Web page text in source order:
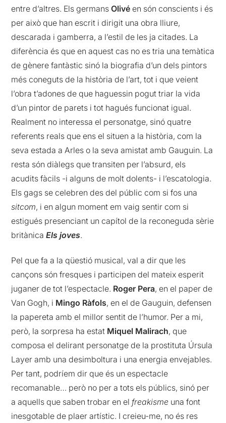
entre d’altres. Els germansOlivéen són conscients i és
per això que han escrit i dirigit una obra lliure,
descarada i gamberra, a l’estil de les ja citades. La
diferència és que en aquest cas no es tria una temàtica
de gènere fantàstic sinó la biografia d’un dels pintors
més coneguts de la història de l’art, tot i que veient
l’obra t’adones de que haguessin pogut triar la vida
d’un pintor de parets i tot hagués funcionat igual.
Realment no interessa el personatge, sinó quatre
referents reals que ens el situen a la història, com la
seva estada a Arles o la seva amistat amb Gauguin. La
resta són diàlegs que transiten per l’absurd, els
acudits fàcils -i alguns de molt dolents- i l’escatologia.
Els gags se celebren des del públic com si fos una
sitcom, i en algun moment em vaig sentir com si
estigués presenciant un capítol de la reconeguda sèrie
britànicaEls joves.
Pel que fa a la qüestió musical, val a dir que les
cançons són fresques i participen del mateix esperit
juganer de tot l’espectacle. Roger Pera, en el paper de
Van Gogh, i Mingo Ràfols, en el de Gauguin, defensen
la papereta amb el millor sentit de l’humor. Per a mi,
però, la sorpresa ha estat Miquel Malirach, que
composa el delirant personatge de la prostituta Úrsula
Layer amb una desimboltura i una energia envejables.
Per tant, podríem dir que és un espectacle
recomanable… però no per a tots els públics, sinó per
a aquells que saben trobar en elfreakisme una font
inesgotable de plaer artístic. I creieu-me, no és res